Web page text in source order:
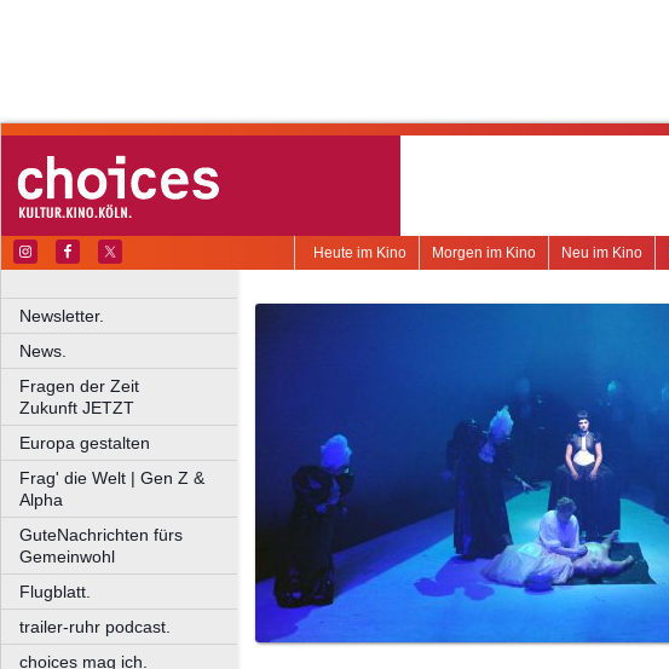
Neu im Kino
Morgen im Kino
Heute im Kino
Newsletter.
News.
Fragen der Zeit
Zukunft JETZT
Europa gestalten
Frag' die Welt | Gen Z &
Alpha
GuteNachrichten fürs
Gemeinwohl
Flugblatt.
trailer-ruhr podcast.
choices mag ich.